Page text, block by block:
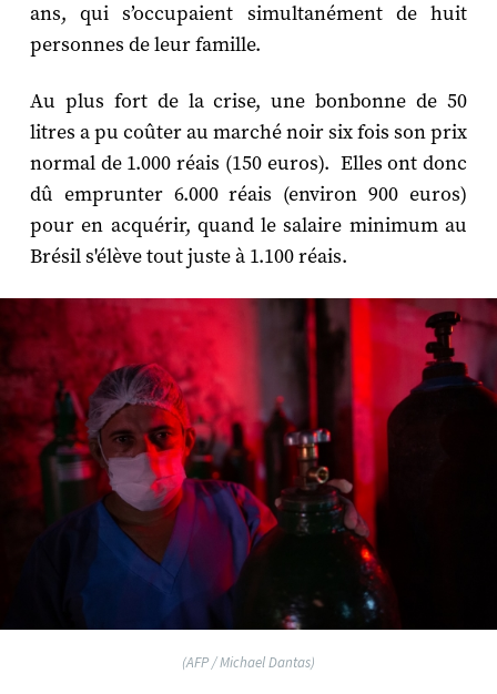
ans, qui s’occupaient simultanément de huit
personnes de leur famille.
Au plus fort de la crise, une bonbonne de 50
litres a pu coûter au marché noir six fois son prix
normal de 1.000 réais (150 euros). Elles ont donc
dû emprunter 6.000 réais (environ 900 euros)
pour en acquérir, quand le salaire minimum au
Brésil s'élève tout juste à 1.100 réais.
(AFP / Michael Dantas)